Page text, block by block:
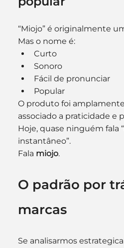
“Miojo” é originalmente
Mas o nome é:
Curto
Sonoro
Fácil de pronunciar
Popular
O produto foi
associado a praticidade e
Hoje, quase ninguém fala
instantâneo”.
Fala miojo.
O padrão por
marcas
Se analisarmos